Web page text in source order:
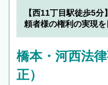
【西11丁目駅徒歩5
頼者様の権利の実現
橋本・河西法
正）